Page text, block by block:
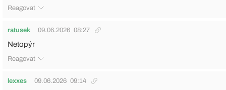
Reagovat
ratusek 09.06.2026 08:27
Netopýr
Reagovat
lexxes 09.06.2026 09:14